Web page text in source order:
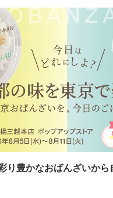
り豊かなおばんざいから